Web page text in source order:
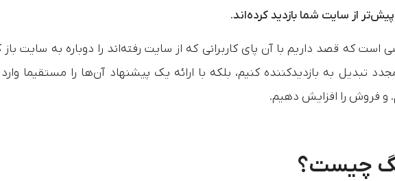
از سایت شما بازدید کرده‌اند.
است که قصد داریم با آن پای کاربرانی که از سایت رفته‌اند را دوباره به سایت باز
تبدیل به بازدیدکننده کنیم، بلکه با ارائه یک پیشنهاد آن‌ها را مستقیما
و فروش را افزایش دهیم.
چیست؟